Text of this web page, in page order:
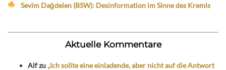
Sevim Dağdelen (BSW): Desinformation im Sinne des Kremls
Aktuelle Kommentare
Alfzu „Ich sollte eine einladende, aber nicht auf die Antwort